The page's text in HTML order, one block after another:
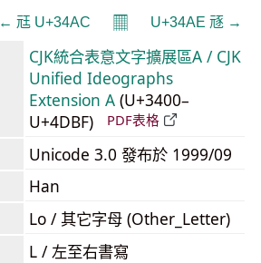
← 㒬 U+34AC 𝄜 U+34AE 㒮 →
CJK統合表意文字擴展區A / CJK
Unified Ideographs
Extension A (U+3400–
U+4DBF)
PDF表格
Unicode 3.0 發布於 1999/09
Han
Lo / 其它字母 (Other_Letter)
L / 左至右書寫